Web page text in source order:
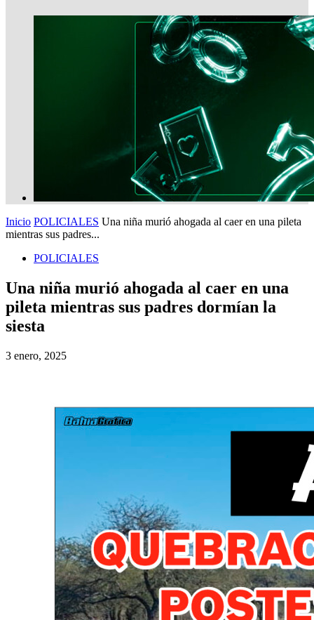
Inicio POLICIALES Una niña murió ahogada al caer en una pileta
mientras sus padres...
POLICIALES
Una niña murió ahogada al caer en una
pileta mientras sus padres dormían la
siesta
3 enero, 2025